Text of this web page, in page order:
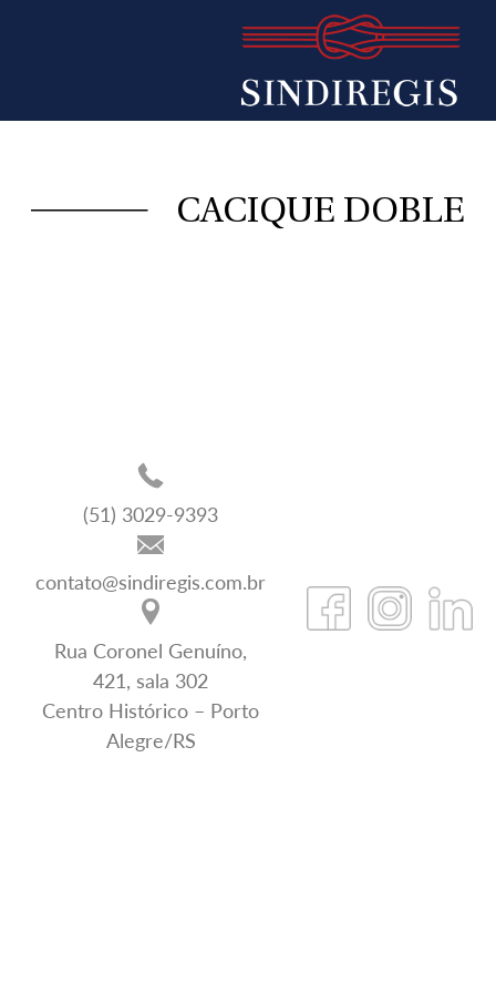
CACIQUE DOBLE
(51) 3029-9393
contato@sindiregis.com.br
Rua Coronel Genuíno,
421, sala 302
Centro Histórico – Porto
Alegre/RS